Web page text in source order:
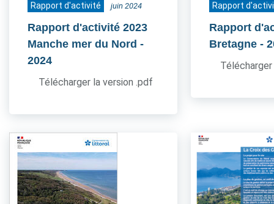
Rapport d'activité juin 2024
Rapport d'activité 2023
Manche mer du Nord -
2024
Télécharger la version .pdf
Rapport
Rapport
Bretagne -